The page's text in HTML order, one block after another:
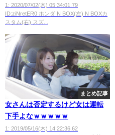
wwwwwwwwwwwwwwww
1: 2020/07/02(木) 05:34:01.79
ID:ziNretER0 ホンダ N BOX(左) N BOXカ
スタム(右) スズ...
まとめ記事
女さんは否定するけど女は運転
下手よなｗｗｗｗｗ
1: 2019/05/16(木) 14:22:36.62